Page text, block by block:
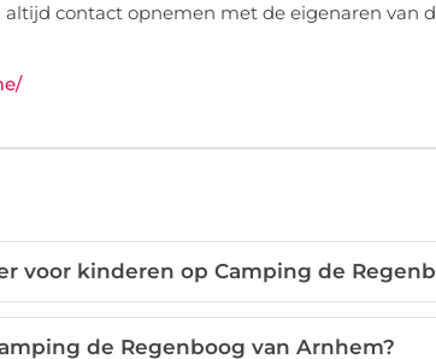
contact opnemen met de eigenaren van
voor kinderen op Camping de
de Regenboog van Arnhem?